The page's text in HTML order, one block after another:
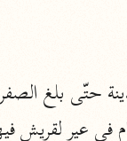
مدارك التنزيل